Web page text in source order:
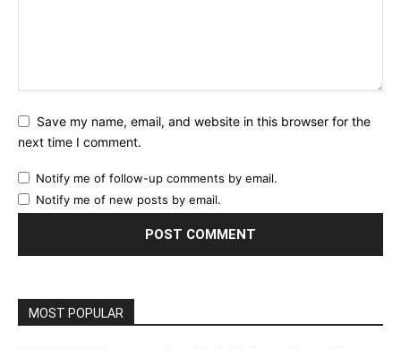
Save my name, email, and website in this browser for the
next time I comment.
Notify me of follow-up comments by email.
Notify me of new posts by email.
MOST POPULAR